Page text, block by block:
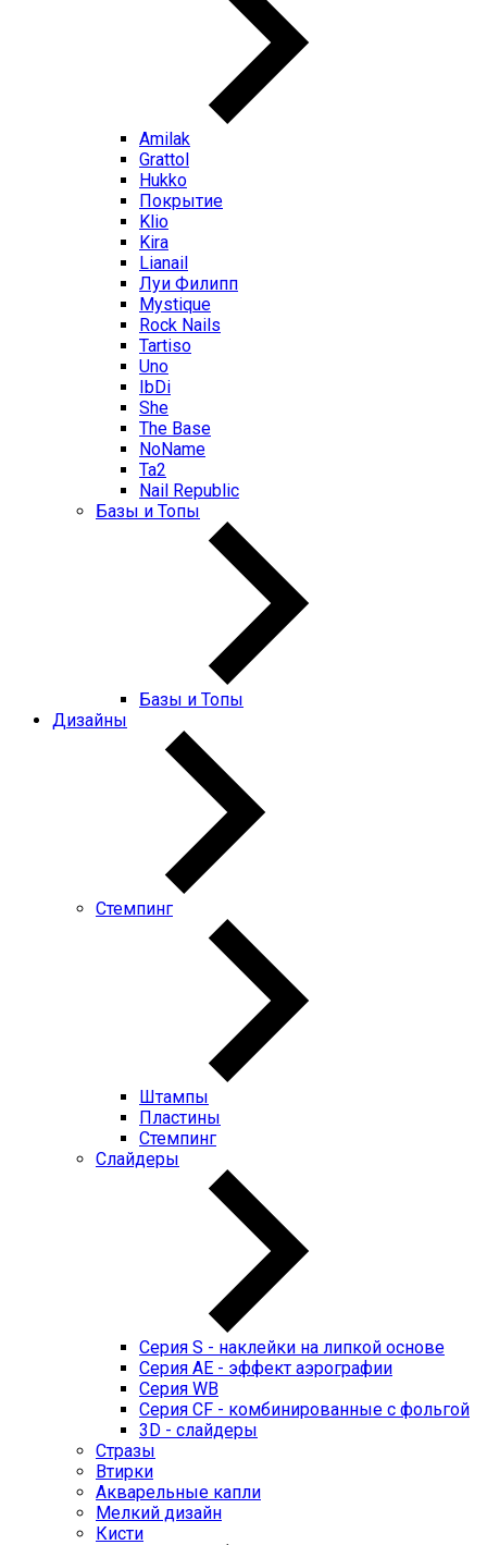
Amilak
Grattol
Hukko
Покрытие
Klio
Kira
Lianail
Луи Филипп
Mystique
Rock Nails
Tartiso
Uno
IbDi
She
The Base
NoName
Ta2
Nail Republic
Базы и Топы
Базы и Топы
Дизайны
Стемпинг
Штампы
Пластины
Стемпинг
Слайдеры
Серия S - наклейки на липкой основе
Серия AE - эффект аэрографии
Серия WB
Серия CF - комбинированные с фольгой
3D - слайдеры
Стразы
Втирки
Акварельные капли
Мелкий дизайн
Кисти